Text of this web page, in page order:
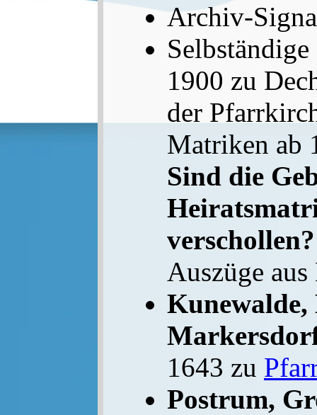
Archiv-
1900 zu
der
Matriken ab
Sind die
verschollen?
Auszüge
1643 zu
Postrum,